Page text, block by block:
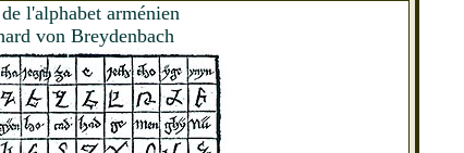
l'alphabet arménien
von Breydenbach